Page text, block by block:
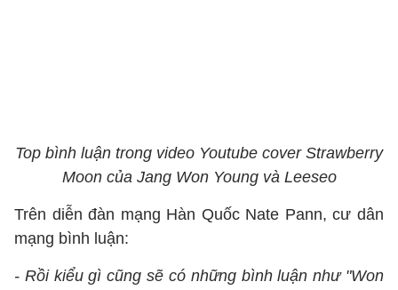
Top bình luận trong video Youtube cover Strawberry
Moon của Jang Won Young và Leeseo
Trên diễn đàn mạng Hàn Quốc Nate Pann, cư dân
mạng bình luận:
- Rồi kiểu gì cũng sẽ có những bình luận như "Won